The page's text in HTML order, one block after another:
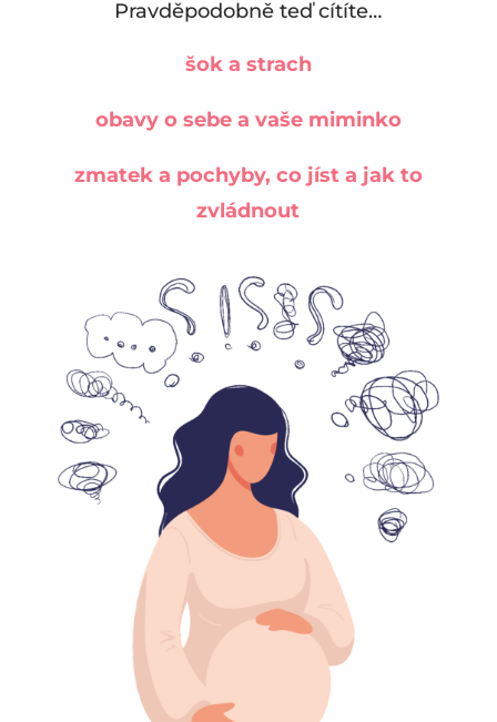
Pravděpodobně teď cítíte…
šok a strach
obavy o sebe a vaše miminko
zmatek a pochyby, co jíst a jak to
zvládnout